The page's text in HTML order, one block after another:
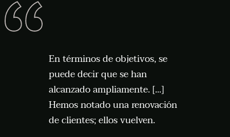
En términos de objetivos, se
puede decir que se han
alcanzado ampliamente. [...]
Hemos notado una renovación
de clientes; ellos vuelven.